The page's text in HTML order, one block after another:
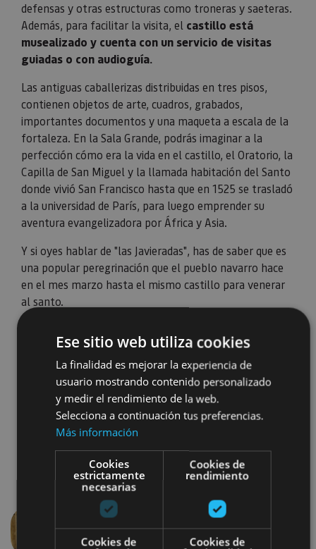
defensas y otras estructuras como troneras y saeteras.
Además, para facilitar la visita, el castillo está
musealizado y cuenta con un servicio de visitas
guiadas o con audioguía.
Las antiguas caballerizas distribuidas en tres pisos,
contienen objetos de arte, cuadros, grabados,
importantes documentos y una maqueta a escala de la
fortaleza. En la Sala Grande, podrás imaginar a la
perfección cómo era la vida en el castillo, el Oratorio, la
Capilla de San Miguel y la llamada habitación del Santo
donde vivió San Francisco hasta que en 1525 se trasladó
a la universidad de París, para luego emprender su
aventura evangelizadora por África y Asia.
Y si oyes hablar de "las Javieradas", has de saber que es
una popular peregrinación que el pueblo navarro hace
en el mes marzo hasta el mismo castillo para venerar
al santo.
pregunta por las visitas especiales que ofrecen para los
distintos públicos.
Ese sitio web utiliza cookies
La finalidad es mejorar la experiencia de
usuario mostrando contenido personalizado
y medir el rendimiento de la web.
Selecciona a continuación tus preferencias.
Más información
Cookies
estrictamente
necesarias
Cookies de
rendimiento
Cookies de
Cookies de